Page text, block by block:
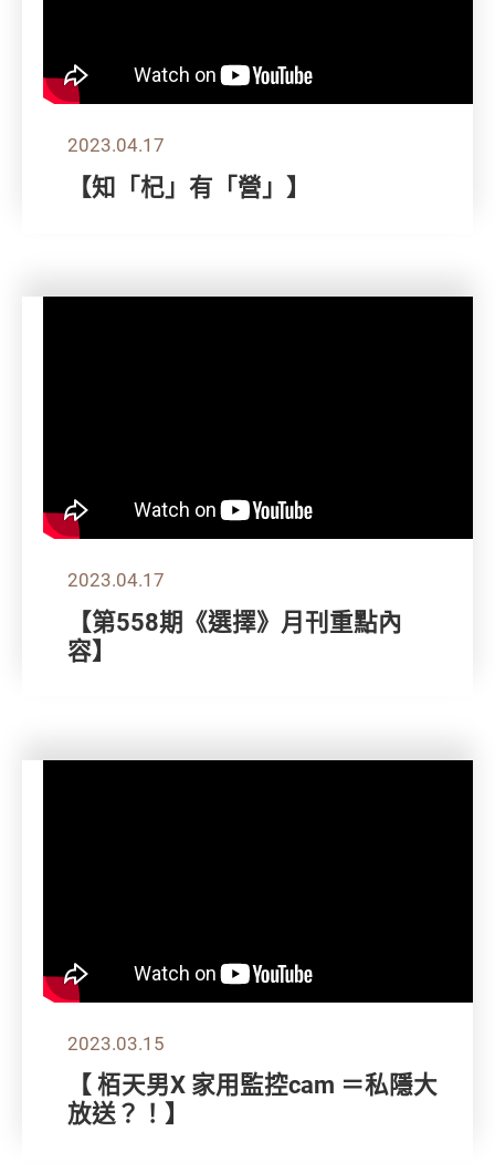
2023.04.17
【知「杞」有「營」】
2023.04.17
【第558期《選擇》月刊重點內
容】
2023.03.15
【 栢天男X 家用監控cam ＝私隱大
放送？！】